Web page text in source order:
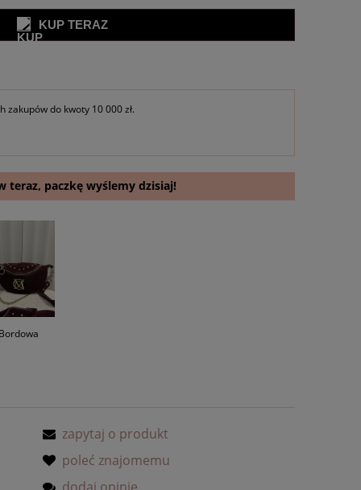
KUP TERAZ
zakupów do kwoty 10 000 zł.
teraz, paczkę wyślemy dzisiaj!
zapytaj o produkt
poleć znajomemu